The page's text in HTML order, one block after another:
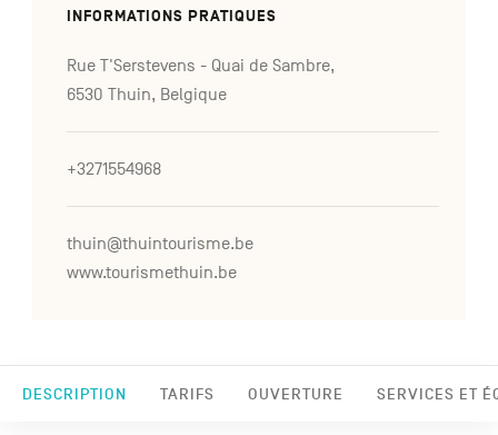
DESCRIPTION TARIFS OUVERTURE SERVICES ET
INFORMATIONS PRATIQUES
Rue T'Serstevens - Quai de Sambre,
6530 Thuin, Belgique
+3271554968
thuin@thuintourisme.be
www.tourismethuin.be